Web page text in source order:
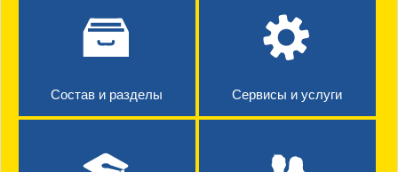
Состав и разделы Сервисы и услуги